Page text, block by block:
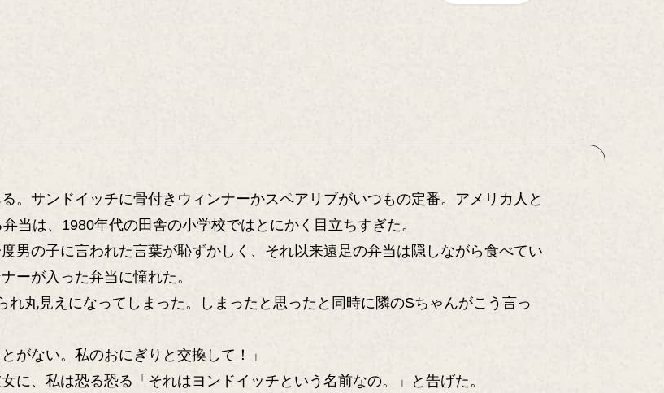
。サンドイッチに骨付きウィンナーかスペアリブがいつもの定番。アメリカ人と
当は、1980年代の田舎の小学校ではとにかく目立ちすぎた。
男の子に言われた言葉が恥ずかしく、それ以来遠足の弁当は隠しながら食べてい
ーが入った弁当に憧れた。
丸見えになってしまった。しまったと思ったと同時に隣のSちゃんがこう言っ
がない。私のおにぎりと交換して！」
に、私は恐る恐る「それはヨンドイッチという名前なの。」と告げた。